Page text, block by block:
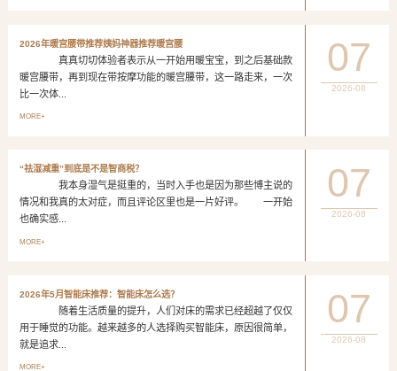
2026年暖宫腰带推荐姨妈神器推荐暖宫腰
真真切切体验者表示从一开始用暖宝宝，到之后基础款
暖宫腰带，再到现在带按摩功能的暖宫腰带，这一路走来，一次
比一次体...
MORE+
07
2026-08
“祛湿减重”到底是不是智商税？
我本身湿气是挺重的，当时入手也是因为那些博主说的
情况和我真的太对症，而且评论区里也是一片好评。 一开始
也确实感...
MORE+
07
2026-08
2026年5月智能床推荐：智能床怎么选？
随着生活质量的提升，人们对床的需求已经超越了仅仅
用于睡觉的功能。越来越多的人选择购买智能床，原因很简单，
就是追求...
MORE+
07
2026-08